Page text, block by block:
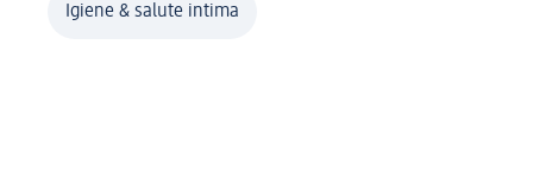
Igiene & salute intima